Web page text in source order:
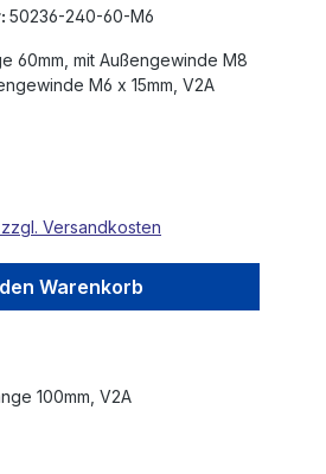
50236-240-60-M6
60mm, mit Außengewinde M8
M6 x 15mm, V2A
Versandkosten
Warenkorb